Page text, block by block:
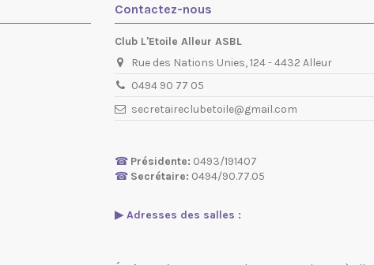
Contactez-nous
Club L'Etoile Alleur ASBL
Rue des Nations Unies, 124 - 4432 Alleur
0494 90 77 05
secretaireclubetoile@gmail.com
☎ Présidente: 0493/191407
☎ Secrétaire: 0494/90.77.05
▶ Adresses des salles :